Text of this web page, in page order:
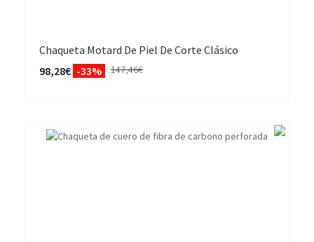
Chaqueta Motard De Piel De Corte Clásico
98,28€ -33% 147,46€